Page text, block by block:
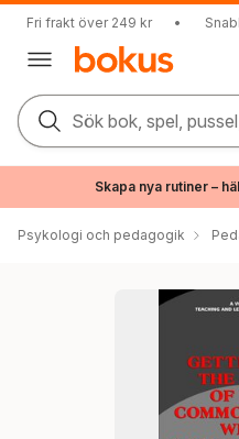
Fri frakt över 249 kr •
Sök bok, spel,
Skapa nya rutiner –
Psykologi och pedagogik